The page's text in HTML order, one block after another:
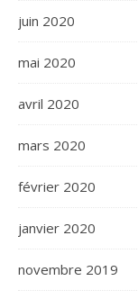
juin 2020
mai 2020
avril 2020
mars 2020
février 2020
janvier 2020
novembre 2019